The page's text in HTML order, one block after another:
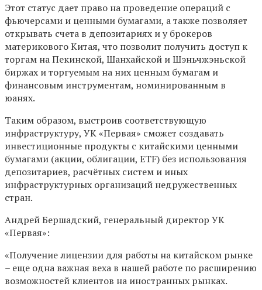
Этот статус дает право на проведение операций с
фьючерсами и ценными бумагами, а также позволяет
открывать счета в депозитариях и у брокеров
материкового Китая, что позволит получить доступ к
торгам на Пекинской, Шанхайской и Шэньчжэньской
биржах и торгуемым на них ценным бумагам и
финансовым инструментам, номинированным в
юанях.
Таким образом, выстроив соответствующую
инфраструктуру, УК «Первая» сможет создавать
инвестиционные продукты с китайскими ценными
бумагами (акции, облигации, ETF) без использования
депозитариев, расчётных систем и иных
инфраструктурных организаций недружественных
стран.
Андрей Бершадский, генеральный директор УК
«Первая»:
«Получение лицензии для работы на китайском рынке
– еще одна важная веха в нашей работе по расширению
возможностей клиентов на иностранных рынках.